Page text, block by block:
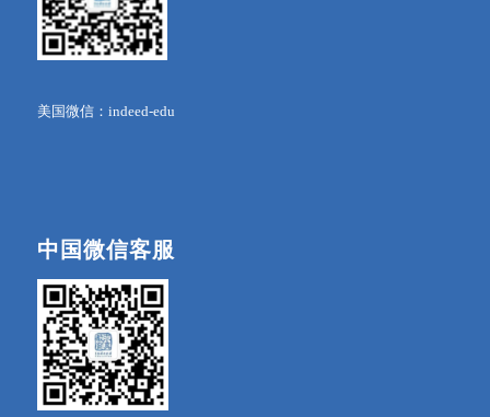
美国微信：indeed-edu
中国微信客服